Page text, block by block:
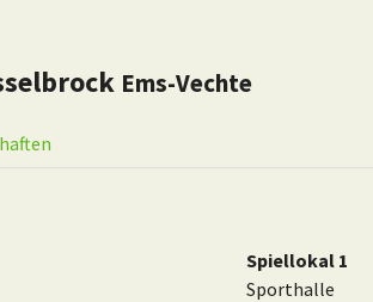
Ems-Vechte
Spiellokal 1
Sporthalle